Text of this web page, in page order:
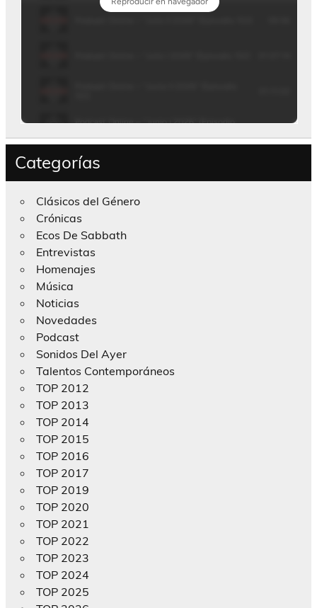
Categorías
Clásicos del Género
Crónicas
Ecos De Sabbath
Entrevistas
Homenajes
Música
Noticias
Novedades
Podcast
Sonidos Del Ayer
Talentos Contemporáneos
TOP 2012
TOP 2013
TOP 2014
TOP 2015
TOP 2016
TOP 2017
TOP 2019
TOP 2020
TOP 2021
TOP 2022
TOP 2023
TOP 2024
TOP 2025